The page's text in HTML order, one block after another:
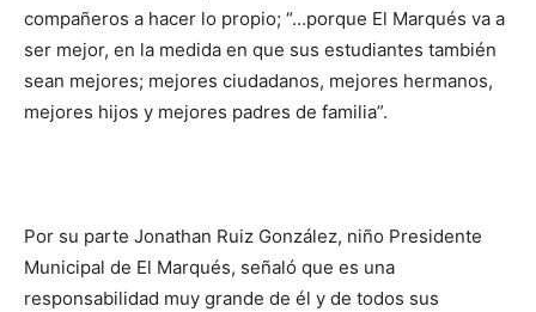
compañeros a hacer lo propio; “…porque El Marqués va a
ser mejor, en la medida en que sus estudiantes también
sean mejores; mejores ciudadanos, mejores hermanos,
mejores hijos y mejores padres de familia”.
Por su parte Jonathan Ruiz González, niño Presidente
Municipal de El Marqués, señaló que es una
responsabilidad muy grande de él y de todos sus